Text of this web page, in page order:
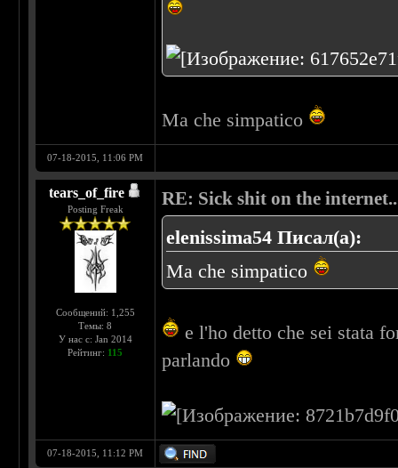
Ma che simpatico
07-18-2015, 11:06 PM
tears_of_fire
Posting Freak
Сообщений: 1,255
Темы: 8
У нас с: Jan 2014
Рейтинг: 115
RE: Sick shit on the
elenissima54 Писал(а):
Ma che simpatico
e l'ho detto che sei stata
parlando
07-18-2015, 11:12 PM